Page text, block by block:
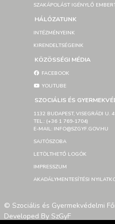
SZAKÁPOLÁST IGÉNYLŐ
HÁLÓZATUNK
INTÉZMÉNYEINK
KIRENDELTSÉGEINK
KÖZÖSSÉGI MÉDIA
FACEBOOK
YOUTUBE
SZOCIÁLIS ÉS
1132 BUDAPEST, VISEGRÁDI U.
TEL.: (+36 1 769-1704)
E-MAIL: INFO@SZGYF.GOV.HU
SAJTÓSZOBA
LETÖLTHETŐ LOGÓK
IMPRESSZUM
AKADÁLYMENTESÍTÉSI
© Szociális és Gyermekvédelmi
Developed By SzGyF